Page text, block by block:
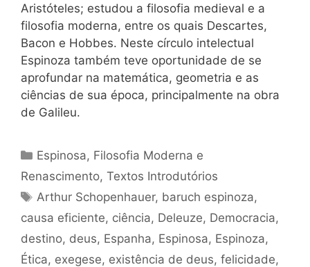
Aristóteles; estudou a filosofia medieval e a
filosofia moderna, entre os quais Descartes,
Bacon e Hobbes. Neste círculo intelectual
Espinoza também teve oportunidade de se
aprofundar na matemática, geometria e as
ciências de sua época, principalmente na obra
de Galileu.
Categorias
Espinosa, Filosofia Moderna e
Renascimento, Textos Introdutórios
Tags
Arthur Schopenhauer, baruch espinoza,
causa eficiente, ciência, Deleuze, Democracia,
destino, deus, Espanha, Espinosa, Espinoza,
Ética, exegese, existência de deus, felicidade,